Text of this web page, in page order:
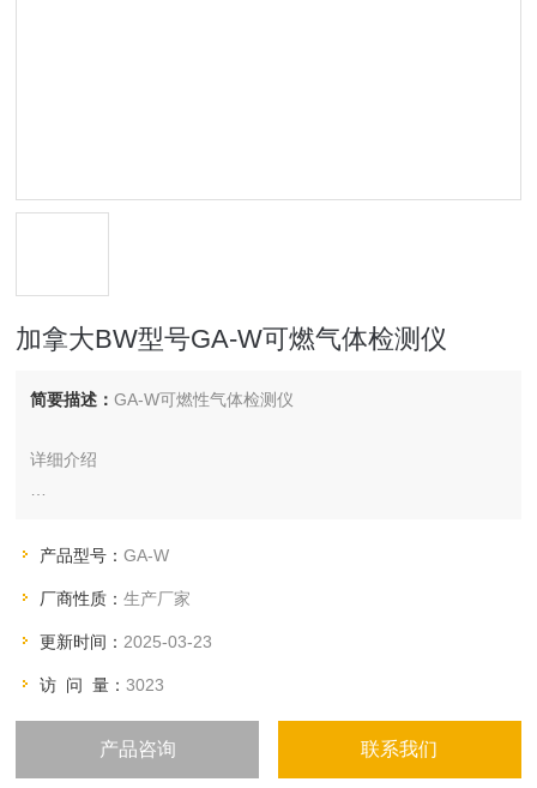
加拿大BW型号GA-W可燃气体检测仪
简要描述：GA-W可燃性气体检测仪
详细介绍
GasAlertH2S,CO,SO2,HCN,NO2,O2,LEL
信息提示:
产品型号：GA-W
厂商性质：生产厂家
更新时间： 2025-03-23
访 问 量：3023
产品咨询 联系我们